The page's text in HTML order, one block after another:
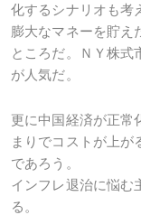
化するシナリオも考
膨大なマネーを貯え
ところだ。ＮＹ株式
が人気だ。
更に中国経済が正常
まりでコストが上が
であろう。
インフレ退治に悩む
る。